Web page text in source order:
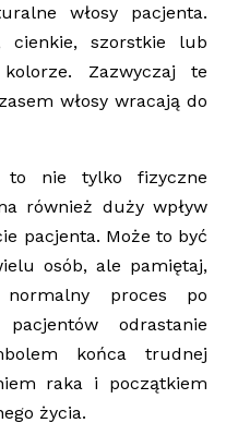
włosy pacjenta.
cienkie, szorstkie lub
Zazwyczaj te
włosy wracają do
to nie tylko fizyczne
również duży wpływ
pacjenta. Może to być
osób, ale pamiętaj,
proces po
odrastanie
końca trudnej
raka i początkiem
życia.